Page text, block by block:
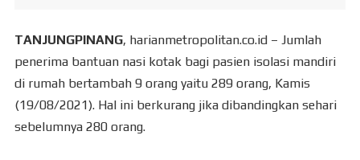
TANJUNGPINANG, harianmetropolitan.co.id – Jumlah
penerima bantuan nasi kotak bagi pasien isolasi mandiri
di rumah bertambah 9 orang yaitu 289 orang, Kamis
(19/08/2021). Hal ini berkurang jika dibandingkan sehari
sebelumnya 280 orang.